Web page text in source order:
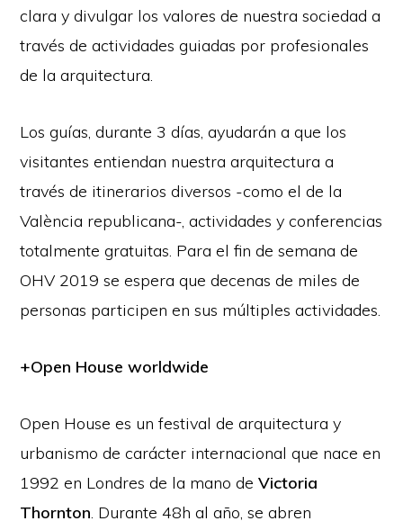
clara y divulgar los valores de nuestra sociedad a
través de actividades guiadas por profesionales
de la arquitectura.
Los guías, durante 3 días, ayudarán a que los
visitantes entiendan nuestra arquitectura a
través de itinerarios diversos -como el de la
València republicana-, actividades y conferencias
totalmente gratuitas. Para el fin de semana de
OHV 2019 se espera que decenas de miles de
personas participen en sus múltiples actividades.
+Open House worldwide
Open House es un festival de arquitectura y
urbanismo de carácter internacional que nace en
1992 en Londres de la mano deVictoria
Thornton. Durante 48h al año, se abren